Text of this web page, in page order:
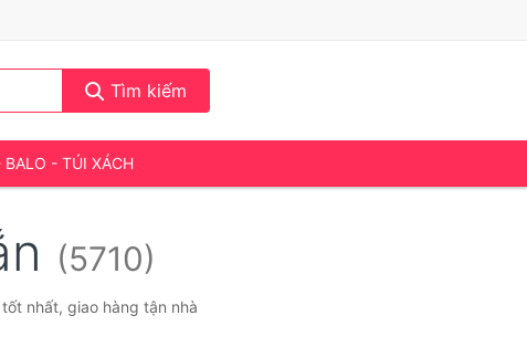
Tìm kiếm
BALO - TÚI XÁCH
(5710)
nhất, giao hàng tận nhà